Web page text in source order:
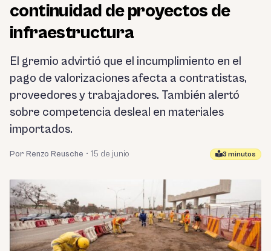
continuidad de proyectos de
infraestructura
El gremio advirtió que el incumplimiento en el
pago de valorizaciones afecta a contratistas,
proveedores y trabajadores. También alertó
sobre competencia desleal en materiales
importados.
Por Renzo Reusche • 15 de junio 3 minutos